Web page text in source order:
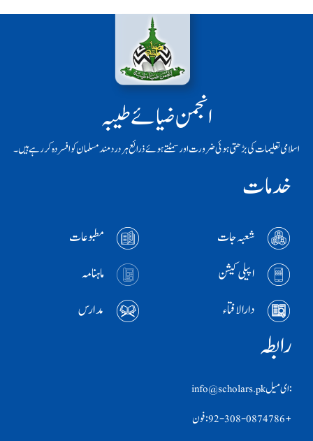
انجمن ضیائے طیبہ
اسلامی تعلیمات کی بڑھتی ہوئی ضرورت اور سمٹتے ہوئے ذرائع ہر دردمند مسلمان کو افسردہ کر رہے ہیں۔
خدمات
شعبہ جات
مطبوعات
اپیلی کیشن
ماہنامہ
دارالافتاء
مدارس
رابطہ
:ای ميل info@scholars.pk
+92-308-0874786 :فون